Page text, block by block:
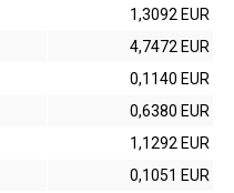
1,3092 EUR
4,7472 EUR
0,1140 EUR
0,6380 EUR
1,1292 EUR
0,1051 EUR